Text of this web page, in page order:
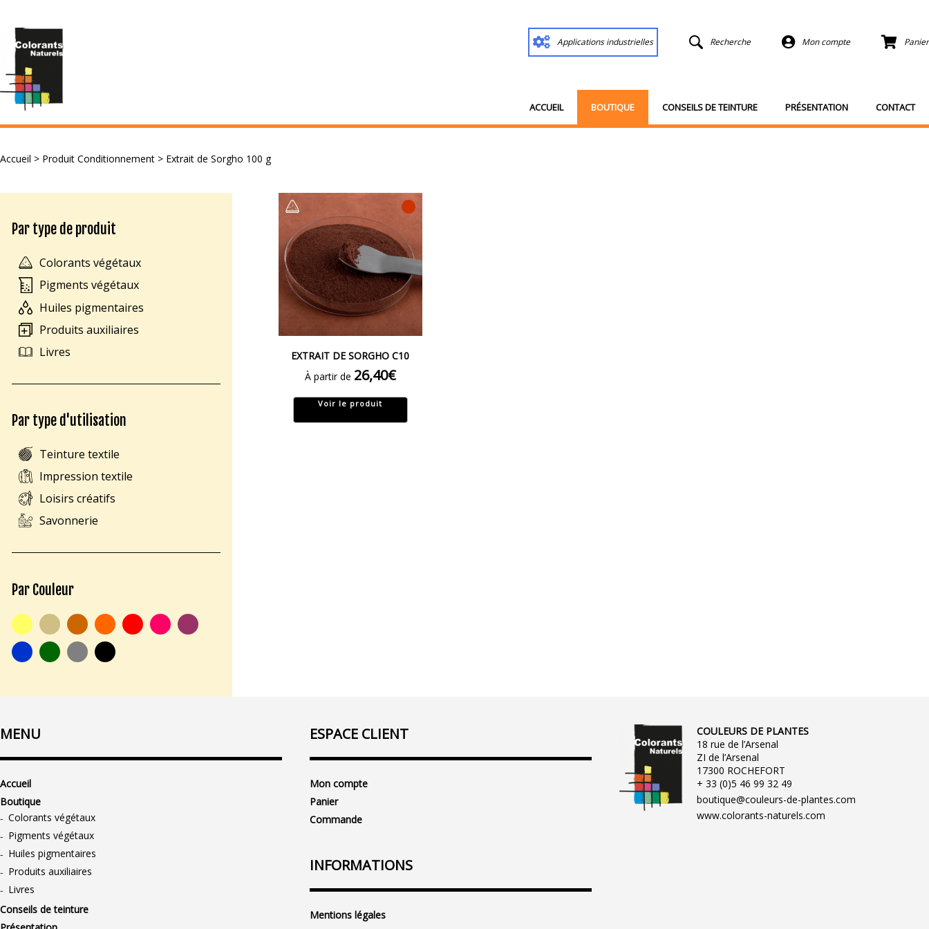
Applications industrielles Recherche Mon compte Panier
ACCUEIL BOUTIQUE CONSEILS DE TEINTURE PRÉSENTATION CONTACT
Accueil > Produit Conditionnement > Extrait de Sorgho 100 g
Par type de produit
Colorants végétaux
Pigments végétaux
Huiles pigmentaires
Produits auxiliaires
Livres
Par type d'utilisation
Teinture textile
Impression textile
Loisirs créatifs
Savonnerie
Par Couleur
EXTRAIT DE SORGHO C10
À partir de 26,40€
Voir le produit
MENU
Accueil
Boutique
Colorants végétaux
Pigments végétaux
Huiles pigmentaires
Produits auxiliaires
Livres
Conseils de teinture
ESPACE CLIENT
Mon compte
Panier
Commande
INFORMATIONS
Mentions légales
COULEURS DE PLANTES
18 rue de l’Arsenal
ZI de l’Arsenal
17300 ROCHEFORT
+ 33 (0)5 46 99 32 49
boutique@couleurs-de-plantes.com
www.colorants-naturels.com